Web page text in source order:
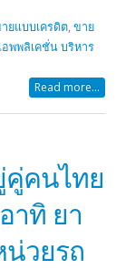
ยแบบเครดิต,ขาย
พพลิเคชั่น บริหาร
Read more...
คู่คนไทย
าทิ ยา
วยรถ